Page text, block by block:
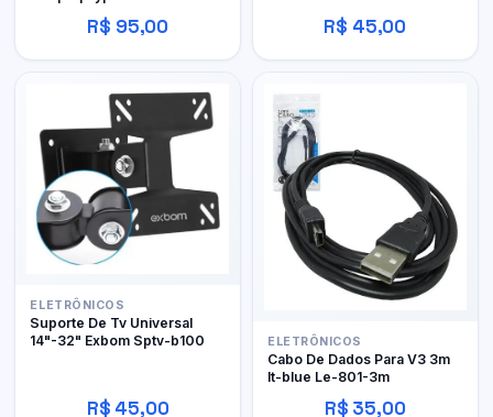
R$ 95,00 R$ 45,00
ELETRÔNICOS
Suporte De Tv Universal
14"-32" Exbom Sptv-b100
R$ 45,00
ELETRÔNICOS
Cabo De Dados Para V3 3m
It-blue Le-801-3m
R$ 35,00